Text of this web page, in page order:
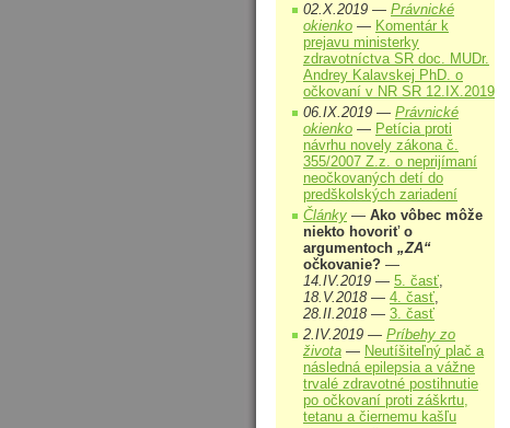
02.X.2019 — Právnické
okienko — Komentár k
prejavu ministerky
zdravotníctva SR doc. MUDr.
Andrey Kalavskej PhD. o
očkovaní v NR SR 12.IX.2019
06.IX.2019 — Právnické
okienko — Petícia proti
návrhu novely zákona č.
355/2007 Z.z. o neprijímaní
neočkovaných detí do
predškolských zariadení
Články — Ako vôbec môže
niekto hovoriť o
argumentoch „ZA“
očkovanie? —
14.IV.2019 — 5. časť,
18.V.2018 — 4. časť,
28.II.2018 — 3. časť
2.IV.2019 — Príbehy zo
života — Neutíšiteľný plač a
následná epilepsia a vážne
trvalé zdravotné postihnutie
po očkovaní proti záškrtu,
tetanu a čiernemu kašľu